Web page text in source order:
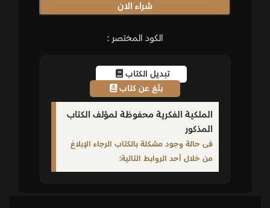
شراء الان
الكود المختصر :
تبديل الكتاب
بلّغ عن كتاب
الملكية الفكرية محفوظة لمؤلف الكتاب
المذكور
فى حالة وجود مشكلة بالكتاب الرجاء الإبلاغ
من خلال أحد الروابط التالية: